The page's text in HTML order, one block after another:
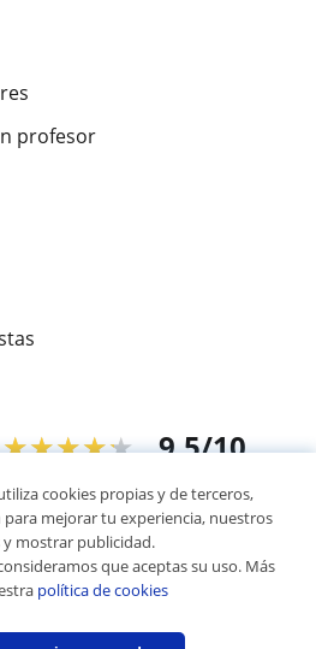
profesor
★★★★★ 9,5/10
de alumnos
Tus clases particulares
particulares
cookies propias y de terceros,
mejorar tu experiencia, nuestros
y mostrar publicidad.
que aceptas su uso. Más
política de cookies